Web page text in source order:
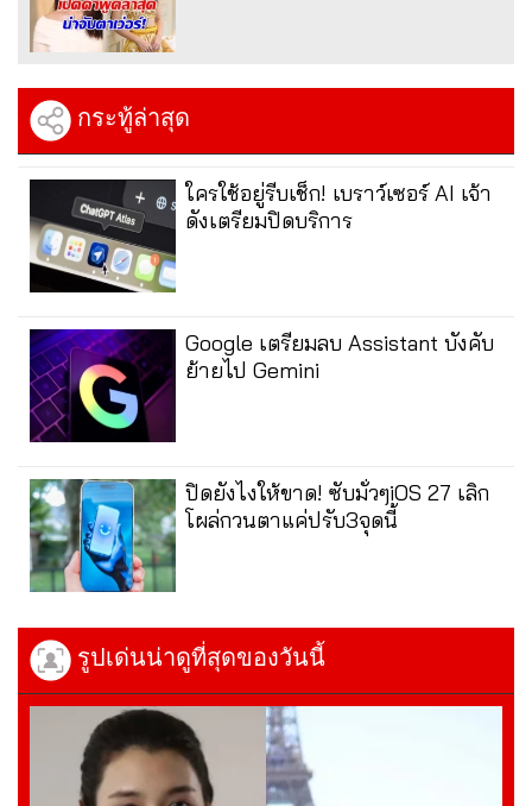
กระทู้ล่าสุด
ใครใช้อยู่รีบเช็ก! เบราว์เซอร์ AI เจ้า
ดังเตรียมปิดบริการ
Google เตรียมลบ Assistant บังคับ
ย้ายไป Gemini
ปิดยังไงให้ขาด! ซับมั่วๆiOS 27 เลิก
โผล่กวนตาแค่ปรับ3จุดนี้
รูปเด่นน่าดูที่สุดของวันนี้